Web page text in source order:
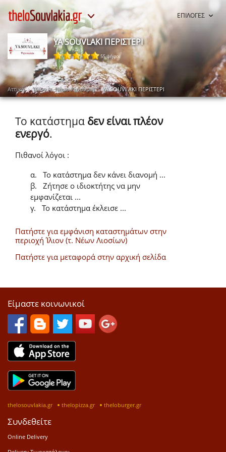
ΕΠΙΛΟΓΕΣ
YA SOUVLAKI ΠΕΡΙΣΤΕΡΙ
55 ψήφοι
Αττική Ίλιον (τ. Νέων Λιοσίων) YA SOUVLAKI ΠΕΡΙΣΤΕΡΙ
Το κατάστημα δεν είναι πλέον
ενεργό.
Πιθανοί λόγοι :
α.
Το κατάστημα δεν κάνει διανομή ...
β.
Ζήτησε ο ιδιοκτήτης να μην
εμφανίζεται ...
γ.
Το κατάστημα έκλεισε ...
Πατήστε για εμφάνιση καταστημάτων στην
περιοχή Ίλιον (τ. Νέων Λιοσίων)
Πατήστε για μεταφορά στην αρχική σελίδα
Είμαστε κοινωνικοί
thelosouvlakia.gr thelopizza.gr theloburger.gr
Συνδεθείτε
Online Delivery